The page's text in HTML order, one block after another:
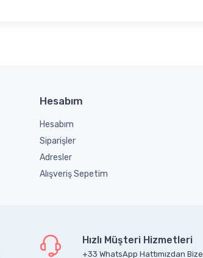
Hesabım
Hesabım
Siparişler
Adresler
Alışveriş Sepetim
Hızlı Müşteri Hizmetleri
+33 WhatsApp Hattımızdan Bize